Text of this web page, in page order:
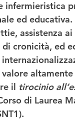
ed
assistenza
cronicità, ed
valore
il tirocinio
di Laurea